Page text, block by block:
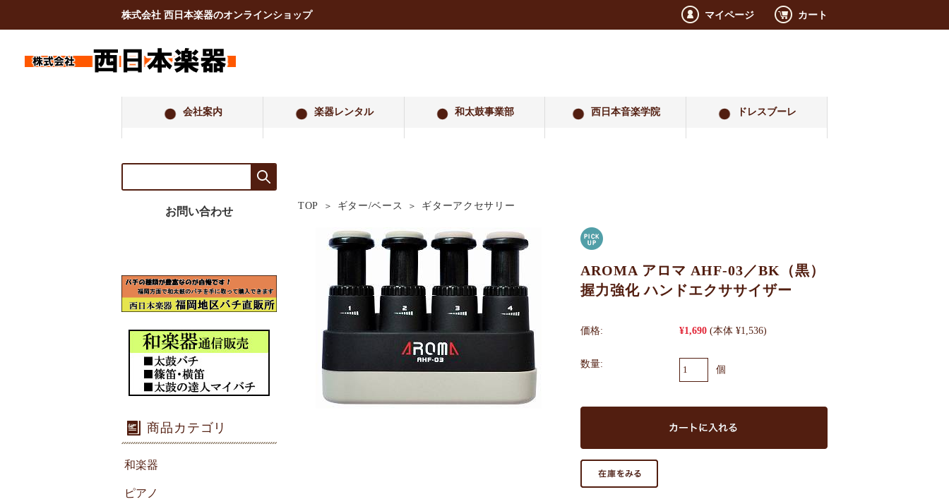
株式会社 西日本楽器のオンラインショップ マイページ カート
会社案内 楽器レンタル 和太鼓事業部 西日本音楽学院 ドレスブーレ
TOP ギター/ベース ギターアクセサリー
AROMA アロマ AHF-03／BK（黒）
握力強化 ハンドエクササイザー
価格: ¥1,690 (本体 ¥1,536)
数量:
個
お問い合わせ
商品カテゴリ
和楽器
ピアノ